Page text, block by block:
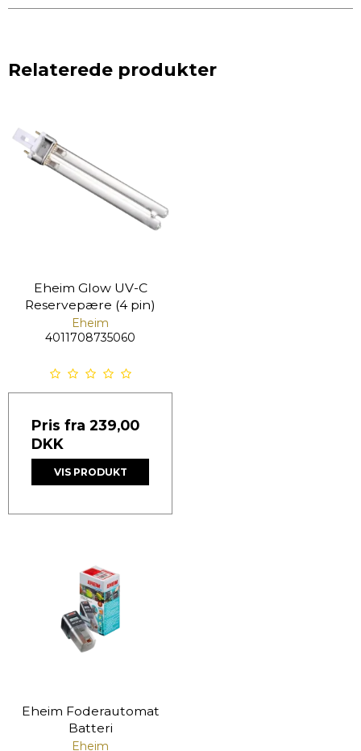
Relaterede produkter
Eheim Glow UV-C
Reservepære (4 pin)
Eheim
4011708735060
Pris fra 239,00
DKK
VIS PRODUKT
Eheim Foderautomat
Batteri
Eheim